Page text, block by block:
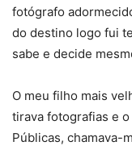
fotógrafo
do destino logo fui
sabe e decide
O meu filho mais
tirava fotografias e
Públicas, chamava-